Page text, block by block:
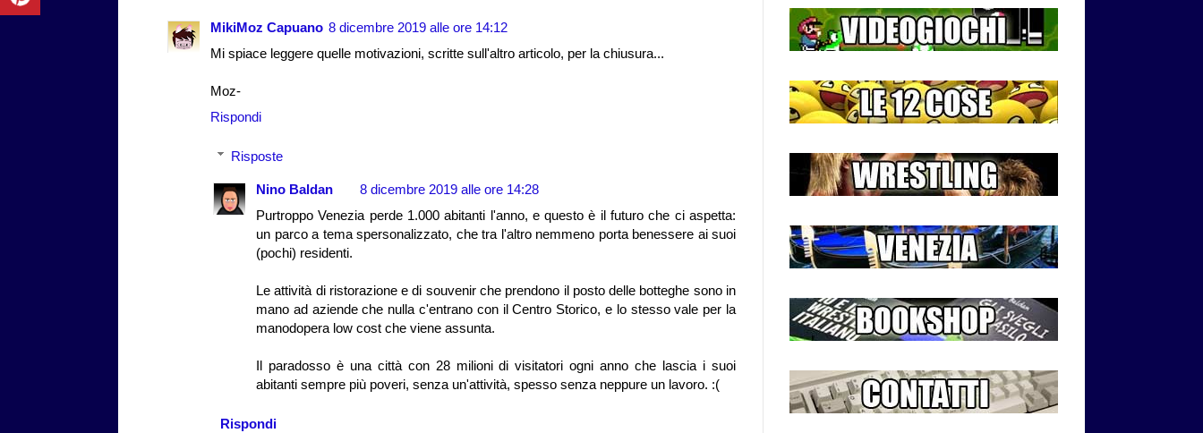
MikiMoz Capuano 8 dicembre 2019 alle ore 14:12
Mi spiace leggere quelle motivazioni, scritte sull'altro articolo, per la chiusura...
Moz-
Rispondi
Risposte
Nino Baldan
8 dicembre 2019 alle ore 14:28
Purtroppo Venezia perde 1.000 abitanti l'anno, e questo è il futuro che ci aspetta:
un parco a tema spersonalizzato, che tra l'altro nemmeno porta benessere ai suoi
(pochi) residenti.
Le attività di ristorazione e di souvenir che prendono il posto delle botteghe sono in
mano ad aziende che nulla c'entrano con il Centro Storico, e lo stesso vale per la
manodopera low cost che viene assunta.
Il paradosso è una città con 28 milioni di visitatori ogni anno che lascia i suoi
abitanti sempre più poveri, senza un'attività, spesso senza neppure un lavoro. :(
Rispondi